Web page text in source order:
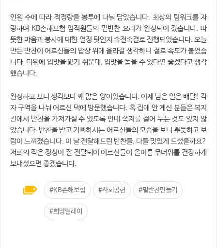
인원 수에 따라 적정량을 봉투에 나눠 담았습니다. 최상의 팀워크를 자
랑하며 KB손해보험 임직원들의 밑반찬 요리가 완성되어 갔습니다. 따
뜻한 마음과 봉사에 대한 열정 탓인지 속전속결로 진행되었습니다. 오늘
만든 반찬이 어르신들의 밥상 위에 올라갈 생각하니 절로 속도가 붙었습
니다. 더위에 입맛을 잃기 쉬운데, 입맛을 돋울 수 있다면 좋겠다고 생각
했습니다.
완성하고 보니 생각보다 꽤 많은 양이었습니다. 이제 남은 일은 배달! 각
자 구역을 나눠 어르신 댁에 방문했습니다. 혹 집에 안 계신 분들은 복지
관에서 반찬을 가져가실 수 있도록 안내 쪽지를 걸어 두는 것도 잊지 않
았습니다. 반찬을 받고 기뻐하시는 어르신들의 모습을 보니 뿌듯하고 보
람이 느껴졌습니다. 이 날 전달해드린 반찬들, 다들 맛있게 드셨을까요?
저희의 작은 정성이 잘 전달되어 어르신들이 올여름 무더위를 건강하게
보내셨으면 좋겠습니다.
#KB손해보험 #사회공헌 #밑반찬만들기
#희망릴레이